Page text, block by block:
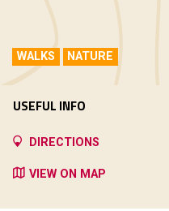
WALKS NATURE
USEFUL INFO
DIRECTIONS
VIEW ON MAP